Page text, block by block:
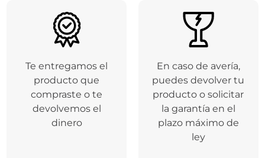
Te entregamos el
producto que
compraste o te
devolvemos el
dinero
En caso de avería,
puedes devolver tu
producto o solicitar
la garantía en el
plazo máximo de
ley